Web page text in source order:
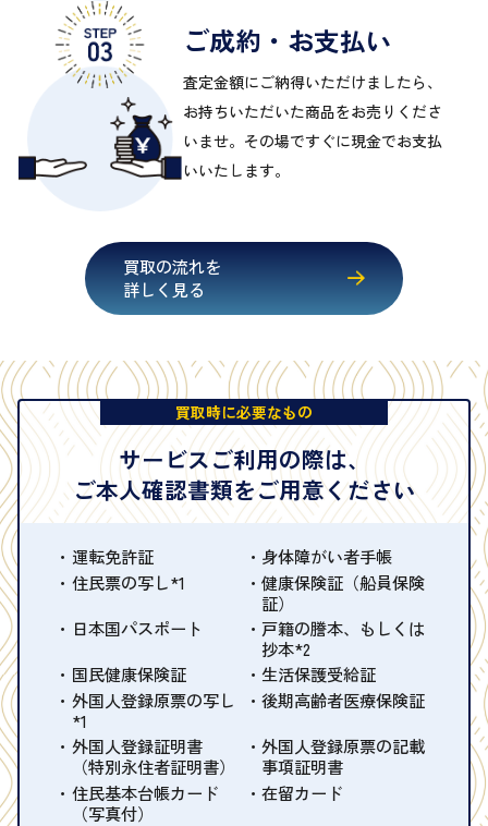
ご成約・お支払い
査定金額にご納得いただけましたら、
お持ちいただいた商品をお売りくださ
いませ。その場ですぐに現金でお支払
いいたします。
買取の流れを
詳しく見る
買取時に必要なもの
サービスご利用の際は、
ご本人確認書類をご用意ください
運転免許証
身体障がい者手帳
住民票の写し*1
健康保険証（船員保険
証）
日本国パスポート
戸籍の謄本、もしくは
抄本*2
国民健康保険証
生活保護受給証
外国人登録原票の写し
*1
後期高齢者医療保険証
外国人登録証明書
（特別永住者証明書）
外国人登録原票の記載
事項証明書
住民基本台帳カード
（写真付）
在留カード